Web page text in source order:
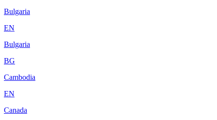
Bulgaria
EN
Bulgaria
BG
Cambodia
EN
Canada